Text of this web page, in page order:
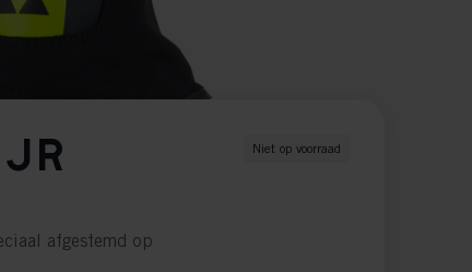
afgestemd op
Niet op voorraad